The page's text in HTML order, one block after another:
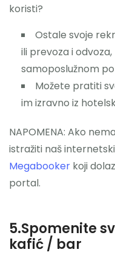
koristi?
Ostale svoje
ili prevoza i
samoposlužnom
Možete pratiti
im izravno iz
NAPOMENA: Ako
istražiti naš
Megabooker koji
portal.
5.Spomenite
kafić / bar